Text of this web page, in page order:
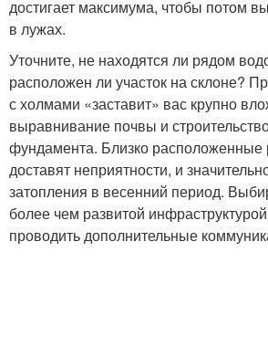
достигает максимума, чтобы потом
в лужах.
Уточните, не находятся ли рядом
расположен ли участок на склоне?
с холмами «заставит» вас крупно
выравнивание почвы и
фундамента. Близко расположенные
доставят неприятности, и
затопления в весенний период.
более чем развитой
проводить дополнительные